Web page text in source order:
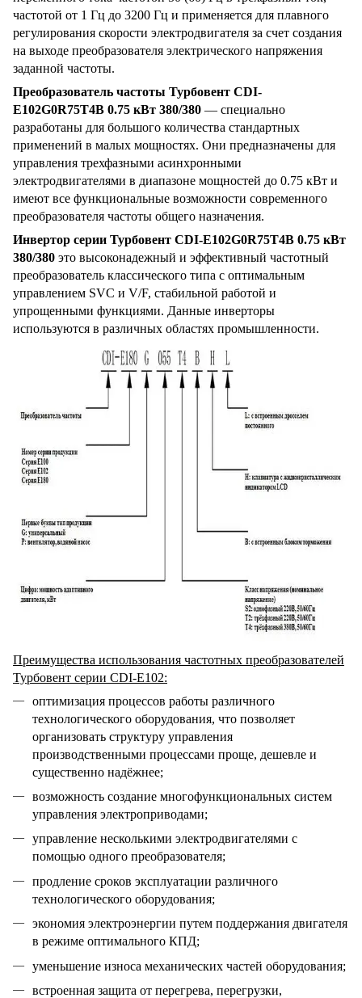
частотой от 1 Гц до 3200 Гц и применяется для плавного
регулирования скорости электродвигателя за счет создания
на выходе преобразователя электрического напряжения
заданной частоты.
Преобразователь частоты Турбовент CDI-
E102G0R75T4B 0.75 кВт 380/380 — специально
разработаны для большого количества стандартных
применений в малых мощностях. Они предназначены для
управления трехфазными асинхронными
электродвигателями в диапазоне мощностей до 0.75 кВт и
имеют все функциональные возможности современного
преобразователя частоты общего назначения.
Инвертор серии Турбовент CDI-E102G0R75T4B 0.75 кВт
380/380 это высоконадежный и эффективный частотный
преобразователь классического типа с оптимальным
управлением SVC и V/F, стабильной работой и
упрощенными функциями. Данные инверторы
используются в различных областях промышленности.
Преимущества использования частотных преобразователей
Турбовент серии CDI-E102:
оптимизация процессов работы различного
технологического оборудования, что позволяет
организовать структуру управления
производственными процессами проще, дешевле и
существенно надёжнее;
возможность создание многофункциональных систем
управления электроприводами;
управление несколькими электродвигателями с
помощью одного преобразователя;
продление сроков эксплуатации различного
технологического оборудования;
экономия электроэнергии путем поддержания двигателя
в режиме оптимального КПД;
уменьшение износа механических частей оборудования;
встроенная защита от перегрева, перегрузки,